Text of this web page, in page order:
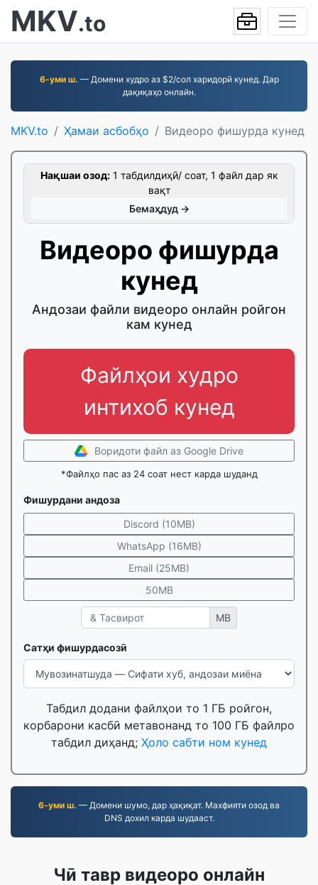
MKV.to
6-уми ш. — Домени худро аз $2/сол харидорӣ кунед. Дар
дақиқаҳо онлайн.
MKV.to Ҳамаи асбобҳо Видеоро фишурда кунед
Нақшаи озод:1 табдилдиҳӣ/ соат, 1 файл дар як
вақт
Бемаҳдуд →
Видеоро фишурда
кунед
Андозаи файли видеоро онлайн ройгон
кам кунед
Файлҳои худро
интихоб кунед
Воридоти файл аз Google Drive
*Файлҳо пас аз 24 соат нест карда шуданд
Фишурдани андоза
Discord (10MB)
WhatsApp (16MB)
Email (25MB)
50MB
MB
Сатҳи фишурдасозӣ
Табдил додани файлҳои то 1 ГБ ройгон,
корбарони касбӣ метавонанд то 100 ГБ файлро
табдил диҳанд; Ҳоло сабти ном кунед
6-уми ш. — Домени шумо, дар ҳақиқат. Махфияти озод ва
DNS дохил карда шудааст.
Чӣ тавр видеоро онлайн